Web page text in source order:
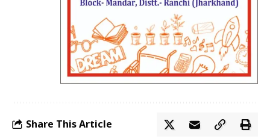
Share This Article